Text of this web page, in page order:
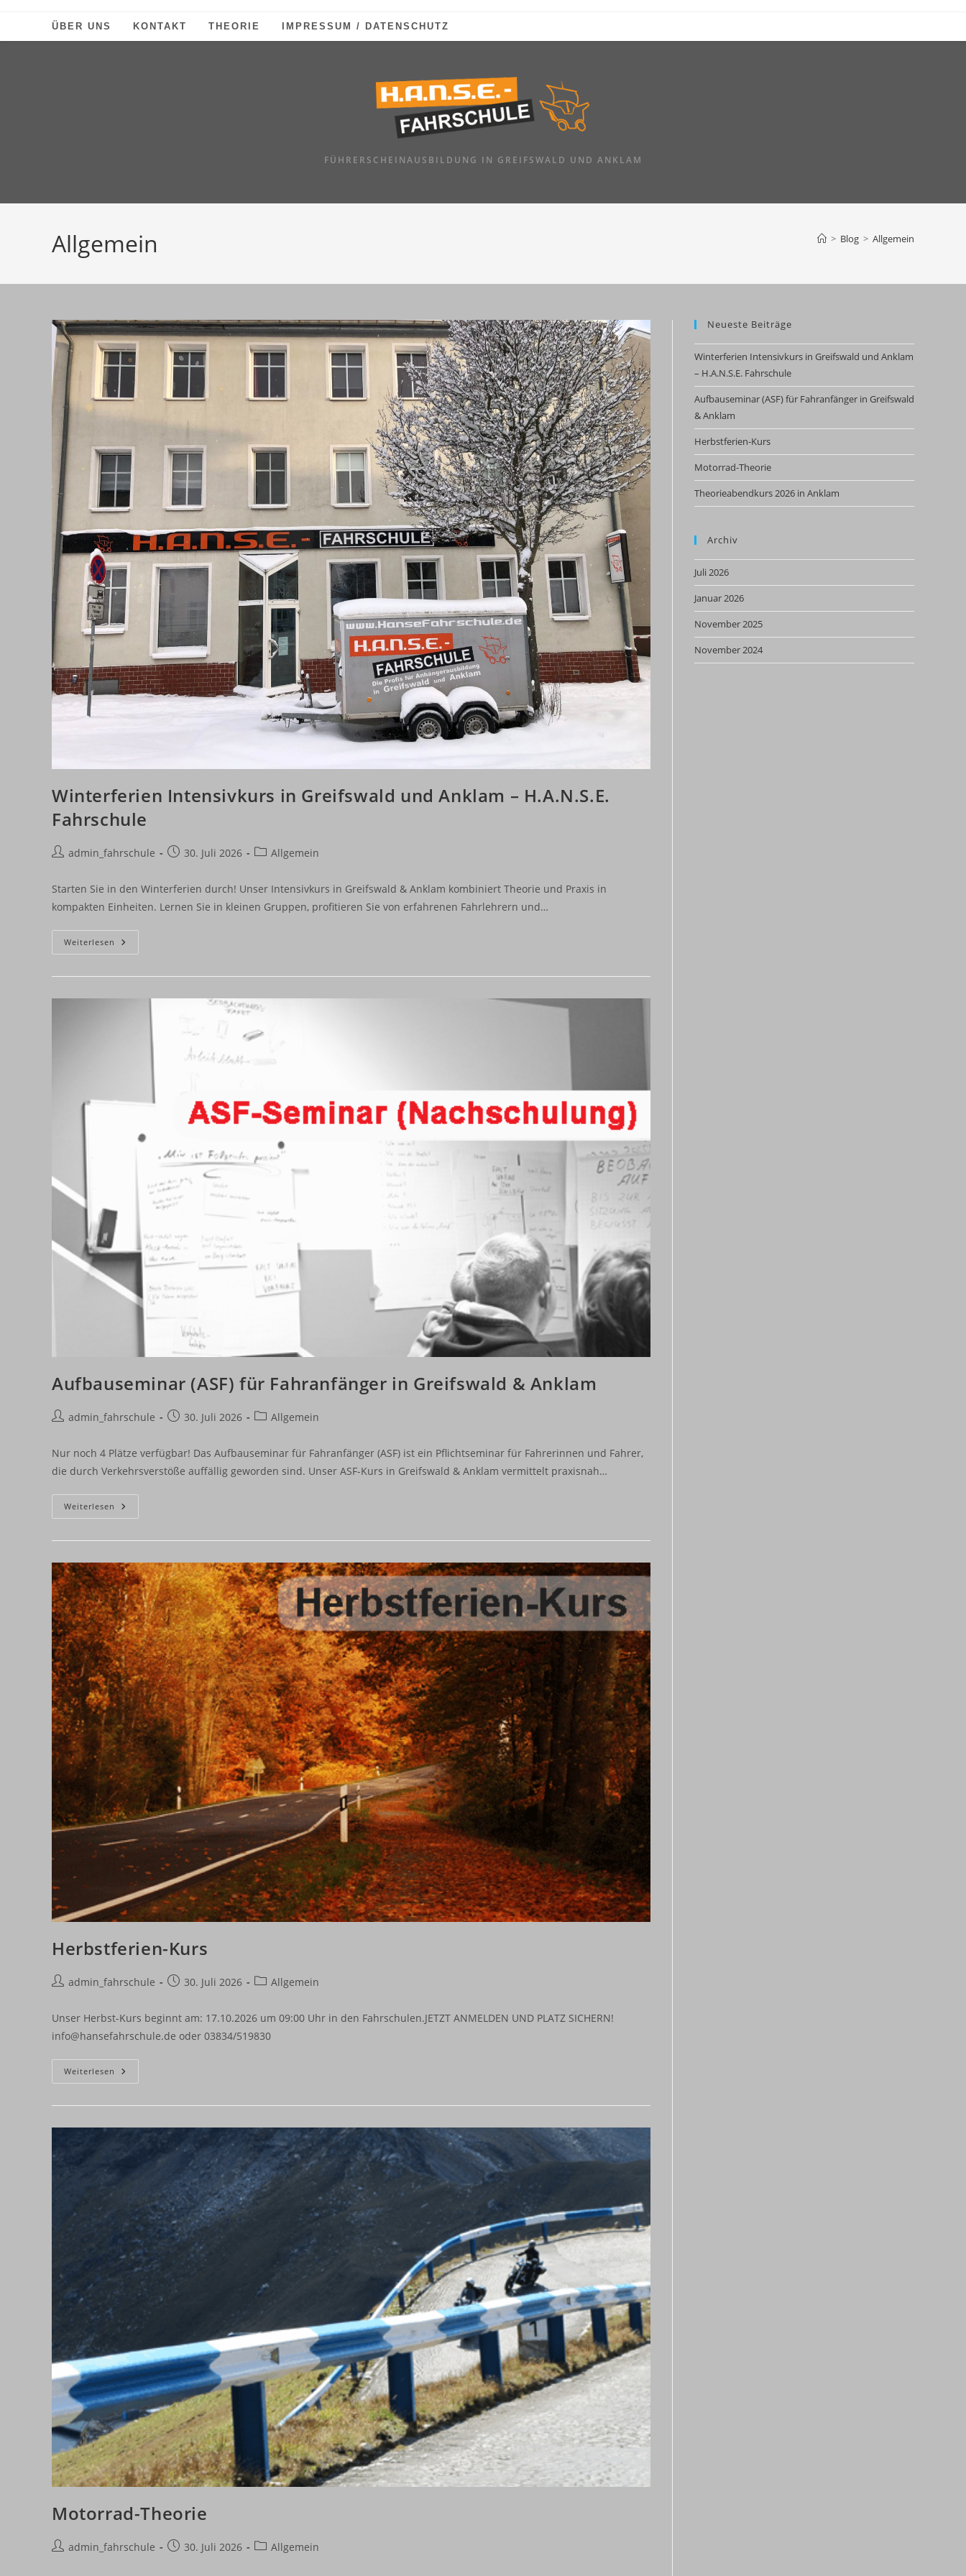
springen
ÜBER UNS KONTAKT THEORIE IMPRESSUM / DATENSCHUTZ
FÜHRERSCHEINAUSBILDUNG IN GREIFSWALD UND ANKLAM
Allgemein > Blog > Allgemein
Winterferien Intensivkurs in Greifswald und Anklam – H.A.N.S.E.
Fahrschule
Beitrags-
admin_fahrschule
Beitrag30. Juli 2026
Beitrags-
Allgemein
Starten Sie in den Winterferien durch! Unser Intensivkurs in Greifswald & Anklam kombiniert Theorie und Praxis in
kompakten Einheiten. Lernen Sie in kleinen Gruppen, profitieren Sie von erfahrenen Fahrlehrern und…
Weiterlesen Winterferien
Intensivkurs
Fahrschule
Aufbauseminar (ASF) für Fahranfänger in Greifswald & Anklam
Beitrags-
admin_fahrschule
Beitrag30. Juli 2026
Beitrags-
Allgemein
Nur noch 4 Plätze verfügbar! Das Aufbauseminar für Fahranfänger (ASF) ist ein Pflichtseminar für Fahrerinnen und Fahrer,
die durch Verkehrsverstöße auffällig geworden sind. Unser ASF-Kurs in Greifswald & Anklam vermittelt praxisnah…
Weiterlesen Aufbauseminar
(ASF)
&
Anklam
Herbstferien-Kurs
Beitrags-
admin_fahrschule
Beitrag30. Juli 2026
Beitrags-
Allgemein
Unser Herbst-Kurs beginnt am: 17.10.2026 um 09:00 Uhr in den Fahrschulen.JETZT ANMELDEN UND PLATZ SICHERN!
info@hansefahrschule.de oder 03834/519830
Weiterlesen Herbstferien-
Kurs
Motorrad-Theorie
Beitrags-
admin_fahrschule
Beitrag30. Juli 2026
Beitrags-
Allgemein
Neueste Beiträge
Winterferien Intensivkurs in Greifswald und Anklam
– H.A.N.S.E. Fahrschule
Aufbauseminar (ASF) für Fahranfänger in Greifswald
& Anklam
Herbstferien-Kurs
Motorrad-Theorie
Theorieabendkurs 2026 in Anklam
Archiv
Juli 2026
Januar 2026
November 2025
November 2024